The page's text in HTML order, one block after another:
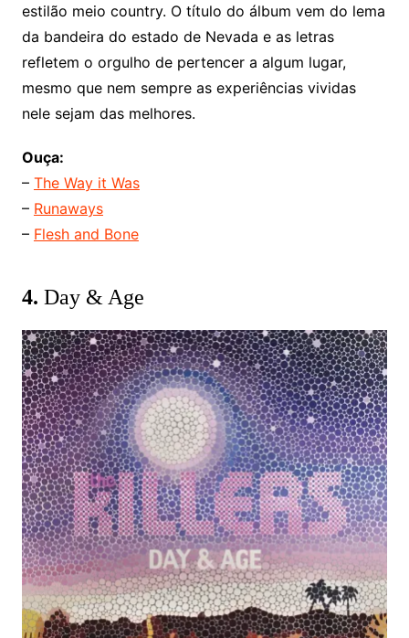
estilão meio country. O título do álbum vem do lema
da bandeira do estado de Nevada e as letras
refletem o orgulho de pertencer a algum lugar,
mesmo que nem sempre as experiências vividas
nele sejam das melhores.
Ouça:
– The Way it Was
– Runaways
– Flesh and Bone
4. Day & Age